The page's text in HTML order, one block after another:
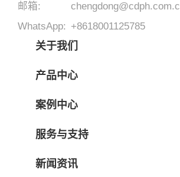
邮箱:
WhatsApp: +8618001125785
关于我们
产品中心
案例中心
服务与支持
新闻资讯